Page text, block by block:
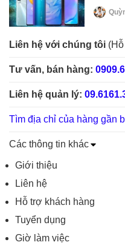
Liên hệ với chúng tôi
Tư vấn, bán hàng:
Liên hệ quản lý:
Tìm địa chỉ của hàng gần
Các thông tin khác
Giới thiệu
Liên hệ
Hỗ trợ khách hàng
Tuyển dụng
Giờ làm việc